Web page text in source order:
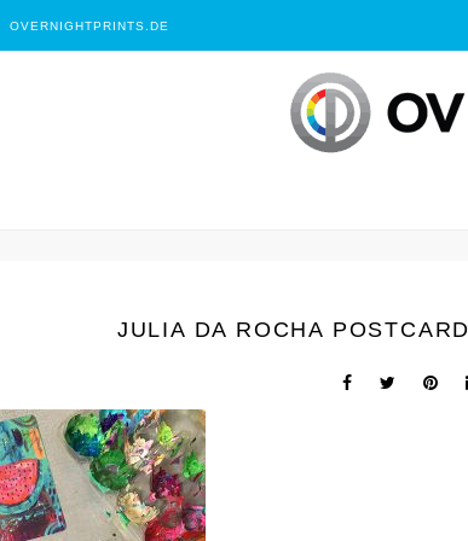
OVERNIGHTPRINTS.DE
JULIA DA ROCHA